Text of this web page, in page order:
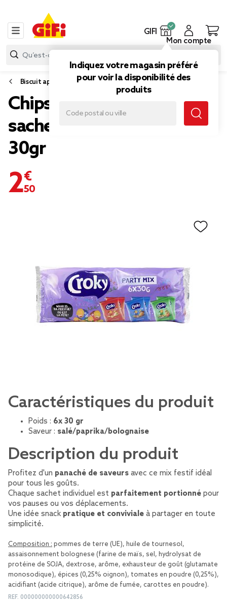
GIFI
Indiquez votre magasin préféré
pour voir la disponibilité des
produits
Mon compte
Biscuit apéritif et snack
Chips Croky Party Mix 6
sachets individuels de
30gr
2,50 €
Caractéristiques du produit
Poids : 6x 30 gr
Saveur : salé/paprika/bolognaise
Description du produit
Profitez d'un panaché de saveurs avec ce mix festif idéal
pour tous les goûts.
Chaque sachet individuel est parfaitement portionné pour
vos pauses ou vos déplacements.
Une idée snack pratique et conviviale à partager en toute
simplicité.
Composition : pommes de terre (UE), huile de tournesol,
assaisonnement bolognese (farine de maïs, sel, hydrolysat de
protéine de SOJA, dextrose, arôme, exhausteur de goût (glutamate
monosodique), épices (0,25% oignon), tomates en poudre (0,25%),
acidifiant (acide citrique), arôme de fumée, carottes en poudre).
REF. 000000000000642856